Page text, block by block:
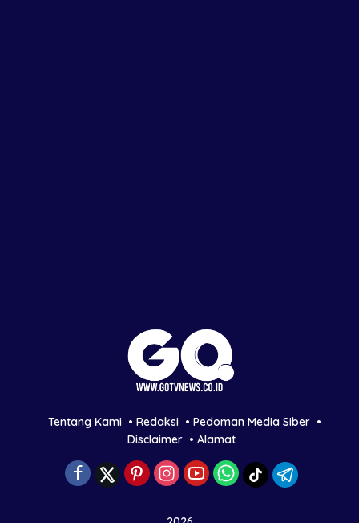
Tentang Kami Redaksi
Pedoman Media Siber
Disclaimer
Alamat